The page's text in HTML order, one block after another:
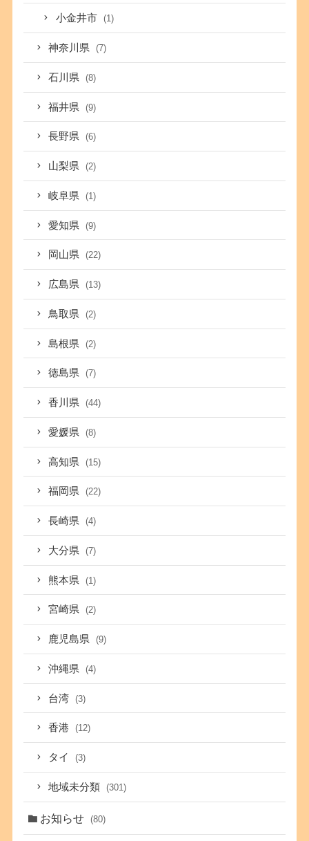
小金井市 (1)
神奈川県 (7)
石川県 (8)
福井県 (9)
長野県 (6)
山梨県 (2)
岐阜県 (1)
愛知県 (9)
岡山県 (22)
広島県 (13)
鳥取県 (2)
島根県 (2)
徳島県 (7)
香川県 (44)
愛媛県 (8)
高知県 (15)
福岡県 (22)
長崎県 (4)
大分県 (7)
熊本県 (1)
宮崎県 (2)
鹿児島県 (9)
沖縄県 (4)
台湾 (3)
香港 (12)
タイ (3)
地域未分類 (301)
お知らせ (80)